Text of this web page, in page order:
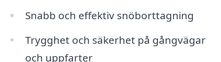
Snabb och effektiv snöborttagning
Trygghet och säkerhet på gångvägar
och uppfarter